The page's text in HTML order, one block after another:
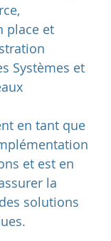
place et
Systèmes et
en tant que
et est en
la
solutions